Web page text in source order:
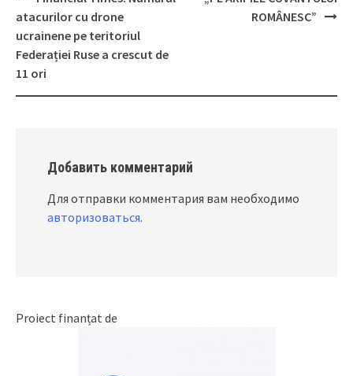
Post
navigation
atacurilor cu drone
ucrainene pe teritoriul
Federației Ruse a crescut de
11 ori
ROMÂNESC”
Добавить комментарий
Для отправки комментария вам необходимо
авторизоваться.
Proiect finanțat de